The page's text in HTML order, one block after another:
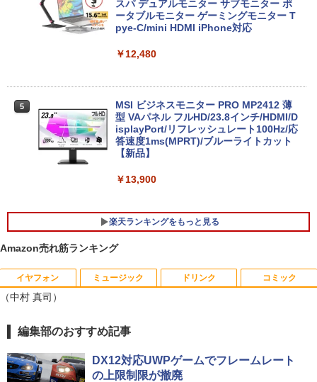
料無料 中古PC
￥32,800
4
2025年最新版 12型 パソコン 小型ノート
PC 新品 office搭載 windows11 Celeron
Pentium N3700 最大2.8GHz 360度画面
回転により タッチパネル対応 8G SSD 5
12G Windows11 Webカメラ 5G WiFi Bl
uetooth 12インチノートパソコンOffice
搭載
￥34,800
N1565CAL AMD Ryzen 7 5700U メモリ
ows11 Home WEBカメラ 無線LAN テン
キー DVDマルチ 1年保証 レビュー特典：
￥34,800
7 デスクトップPC パソコン office付き
Windows11 23.8/27型 タッチスクリー I
リ16GB SSD1TB 初期設定済み 初心者向
￥48,800
【ポイント20倍】LENOVO THINKCENT
RE M70Q TINY 11DU-S6QK00 中古パソ
Pro Core i5 中古PC パソコレ 3年保証 ポ
イント10-20倍
￥57,200
スパ デュアルモニター サブモニター ポ
ータブルモニター ゲーミングモニター T
pye-C/mini HDMI iPhone対応
￥12,480
5
MSI ビジネスモニター PRO MP2412 薄
型 VAパネル フルHD/23.8インチ/HDMI/D
isplayPort/リフレッシュレート100Hz/応
答速度1ms(MPRT)/ブルーライトカット
【新品】
￥13,900
楽天ランキングをもっと見る
1
14ひきのシリーズ （既12巻） [ いわむ
￥17,160
2
ドラゴンボールスーパーダイバーズ 1st
Amazon売れ筋ランキング
イヤフォン
Anker Soundcore P40i オフホワイト
￥5,990
ミュージック
BRUCE WAYNE feat. Flo Milli, ATL Jacob
[Explicit]
￥250
ドリンク
【Amazon.co.jp限定】 い・ろ・は・す 2L P
ET ラベルレス ×8本
￥1,001
コミック
薬屋のひとりごと 17巻 (デジタル版ビッグガ
ンガンコミックス)
￥770
（中村 真司）
編集部のおすすめ記事
DX12対応UWPゲームでフレームレート
の上限制限が撤廃